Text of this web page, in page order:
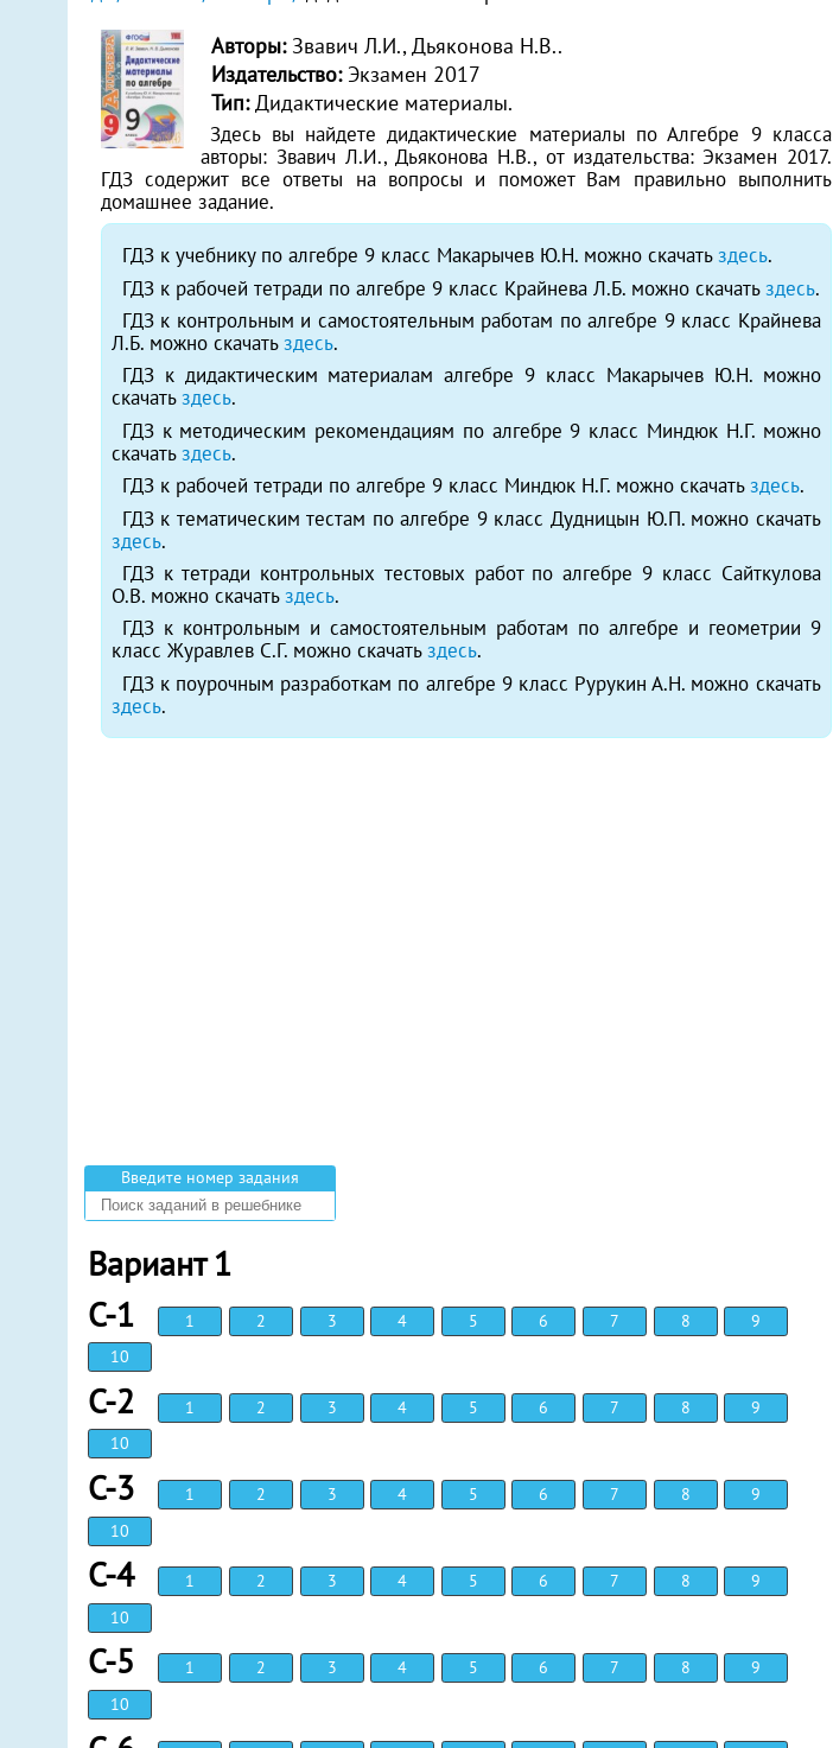
Авторы: Звавич Л.И., Дьяконова Н.В..
Издательство: Экзамен 2017
Тип:Дидактические материалы.
Здесь вы найдете дидактические материалы по Алгебре 9 класса
авторы: Звавич Л.И., Дьяконова Н.В., от издательства: Экзамен 2017.
ГДЗ содержит все ответы на вопросы и поможет Вам правильно выполнить
домашнее задание.
ГДЗ к учебнику по алгебре 9 класс Макарычев Ю.Н. можно скачатьздесь.
ГДЗ к рабочей тетради по алгебре 9 класс Крайнева Л.Б. можно скачатьздесь.
ГДЗ к контрольным и самостоятельным работам по алгебре 9 класс Крайнева
Л.Б. можно скачатьздесь.
ГДЗ к дидактическим материалам алгебре 9 класс Макарычев Ю.Н. можно
скачатьздесь.
ГДЗ к методическим рекомендациям по алгебре 9 класс Миндюк Н.Г. можно
скачатьздесь.
ГДЗ к рабочей тетради по алгебре 9 класс Миндюк Н.Г. можно скачатьздесь.
ГДЗ к тематическим тестам по алгебре 9 класс Дудницын Ю.П. можно скачать
здесь.
ГДЗ к тетради контрольных тестовых работ по алгебре 9 класс Сайткулова
О.В. можно скачатьздесь.
ГДЗ к контрольным и самостоятельным работам по алгебре и геометрии 9
класс Журавлев С.Г. можно скачатьздесь.
ГДЗ к поурочным разработкам по алгебре 9 класс Рурукин А.Н. можно скачать
здесь.
Введите номер задания
Вариант 1
С-1
1 2 3 4 5 6 7 8
9
10
С-2 1 2 3 4 5 6 7 8
9
10
С-3 1 2 3 4 5 6 7 8
9
10
С-4 1 2 3 4 5 6 7 8
9
10
С-5 1 2 3 4 5 6 7 8
9
10